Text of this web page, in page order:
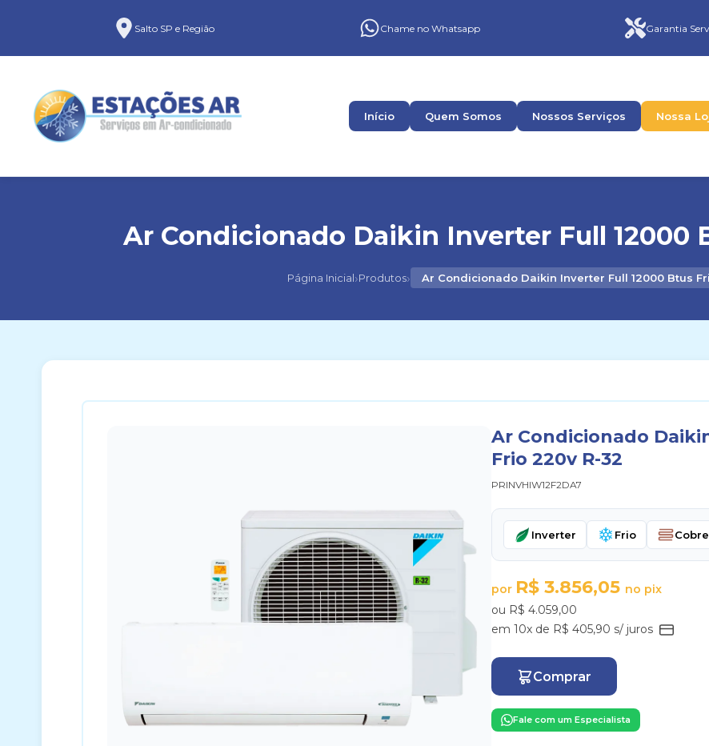
Salto SP e Região Chame no Whatsapp Garantia
Início Quem Somos Nossos Serviços Nossa
Ar Condicionado Daikin Inverter Full 12000
Página Inicial›Produtos› Ar Condicionado Daikin Inverter Full 12000 Btus
Ar Condicionado
Frio 220v R-32
PRINVHIW12F2DA7
Inverter Frio Cobre
por R$ 3.856,05 no pix
ou R$ 4.059,00
em 10x de R$ 405,90 s/ juros
Comprar
Fale com um Especialista